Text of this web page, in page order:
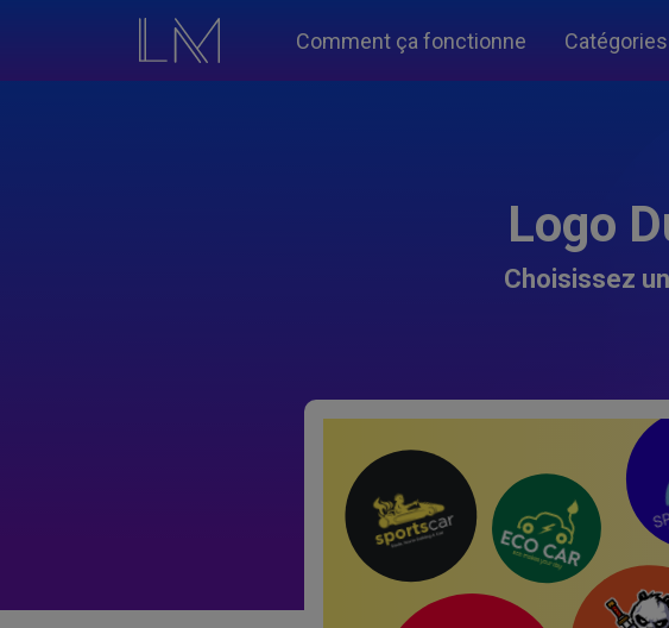
Comment ça fonctionne Catégories
Logo
Choisissez